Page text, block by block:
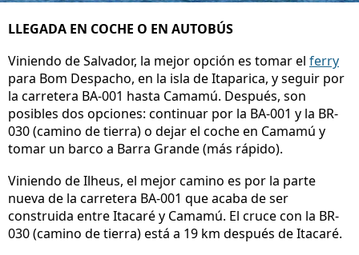
LLEGADA EN COCHE O EN AUTOBÚS
Viniendo de Salvador, la mejor opción es tomar el ferry
para Bom Despacho, en la isla de Itaparica, y seguir por
la carretera BA-001 hasta Camamú. Después, son
posibles dos opciones: continuar por la BA-001 y la BR-
030 (camino de tierra) o dejar el coche en Camamú y
tomar un barco a Barra Grande (más rápido).
Viniendo de Ilheus, el mejor camino es por la parte
nueva de la carretera BA-001 que acaba de ser
construida entre Itacaré y Camamú. El cruce con la BR-
030 (camino de tierra) está a 19 km después de Itacaré.